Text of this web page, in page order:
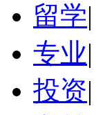
留学|
专业|
投资|